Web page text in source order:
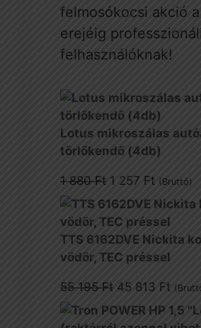
felmosókocsi akció
erejéig
felhasználóknak!
Lotus mikroszálas
törlőkendő (4db)
1 880Ft Original
price
was:
1
880 Ft.
1 257 FtCurrent
price
257 Ft.
(Bruttó)
TTS 6162DVE Nickita
vödör, TEC préssel
55 195Ft Original
price
was:
45 813 Ft
price
is: